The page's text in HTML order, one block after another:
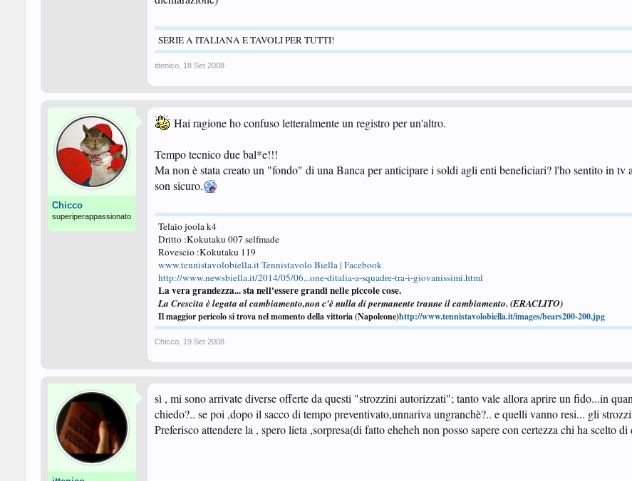
SERIE A ITALIANA E TAVOLI PER TUTTI!
ittenico 18 Set 2008
Chicco
superiperappassionato
Hai ragione ho confuso letteralmente un registro per un'altro.
Tempo tecnico due bal*e!!!
Ma non è stata creato un "fondo" di una Banca per anticipare i soldi agli enti beneficiari? l'ho sentito in tv
son sicuro.
Telaio joola k4
Dritto :Kokutaku 007 selfmade
Rovescio :Kokutaku 119
www.tennistavolobiella.itTennistavolo Biella | Facebook
http://www.newsbiella.it/2014/05/06...one-ditalia-a-squadre-tra-i-giovanissimi.html
La vera grandezza... sta nell'essere grandi nelle piccole cose.
La Crescita è legata al cambiamento,non c'è nulla di permanente tranne il cambiamento. (ERACLITO)
Il maggior pericolo si trova nel momento della vittoria (Napoleone)http://www.tennistavolobiella.it/images/bears200-200.jpg
Chicco 19 Set 2008
sì , mi sono arrivate diverse offerte da questi "strozzini autorizzati"; tanto vale allora aprire un fido...in
chiedo?.. se poi ,dopo il sacco di tempo preventivato,unnariva ungranchè?.. e quelli vanno resi... gli
Preferisco attendere la , spero lieta ,sorpresa(di fatto eheheh non posso sapere con certezza chi ha scelto